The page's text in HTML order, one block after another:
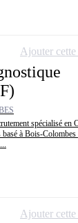
spécialisé
à Bois-
Ajouter
Ajouter